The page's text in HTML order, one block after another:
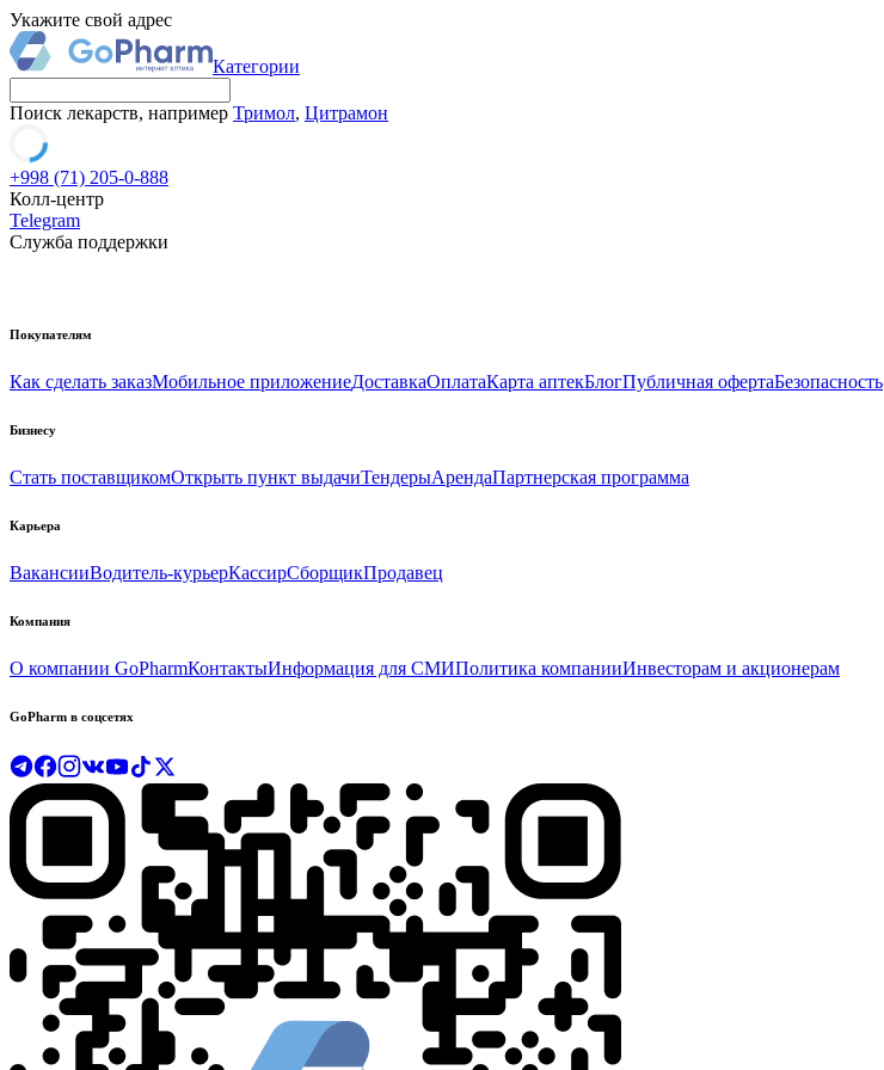
Укажите свой адрес
Категории
Поиск лекарств, например Тримол, Цитрамон
+998 (71) 205-0-888
Колл-центр
Telegram
Служба поддержки
Покупателям
Как сделать заказМобильное приложениеДоставкаОплатаКарта аптекБлогПубличная офертаБезопасность
Бизнесу
Стать поставщикомОткрыть пункт выдачиТендерыАрендаПартнерская программа
Карьера
ВакансииВодитель-курьерКассирСборщикПродавец
Компания
О компании GoPharmКонтактыИнформация для СМИПолитика компанииИнвесторам и акционерам
GoPharm в соцсетях